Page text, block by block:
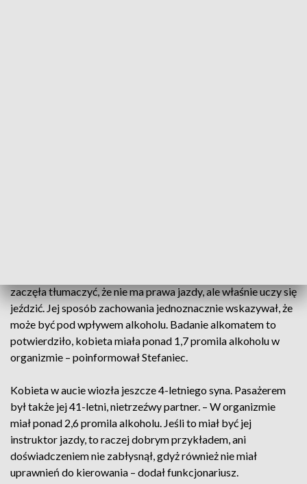
zaczęła tłumaczyć, że nie ma prawa jazdy, ale właśnie uczy się
jeździć. Jej sposób zachowania jednoznacznie wskazywał, że
może być pod wpływem alkoholu. Badanie alkomatem to
potwierdziło, kobieta miała ponad 1,7 promila alkoholu w
organizmie – poinformował Stefaniec.
Kobieta w aucie wiozła jeszcze 4-letniego syna. Pasażerem
był także jej 41-letni, nietrzeźwy partner. – W organizmie
miał ponad 2,6 promila alkoholu. Jeśli to miał być jej
instruktor jazdy, to raczej dobrym przykładem, ani
doświadczeniem nie zabłysnął, gdyż również nie miał
uprawnień do kierowania – dodał funkcjonariusz.